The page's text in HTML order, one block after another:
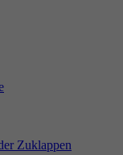
Zuklappen